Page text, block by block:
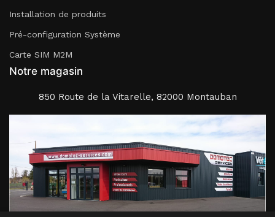
Installation de produits
Pré-configuration Système
Carte SIM M2M
Notre magasin
850 Route de la Vitarelle, 82000 Montauban